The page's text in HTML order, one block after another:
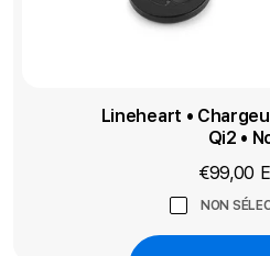
Lineheart •
Qi2 •
€99,00
NON